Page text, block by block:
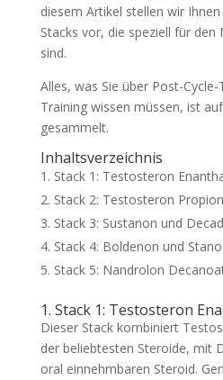
diesem Artikel stellen wir
Stacks vor, die speziell für
sind.
Alles, was Sie über Post-
Training wissen müssen, ist auf
gesammelt.
Inhaltsverzeichnis
Stack 1: Testosteron
Stack 2: Testosteron
Stack 3: Sustanon und
Stack 4: Boldenon und
Stack 5: Nandrolon
1. Stack 1: Testosteron
Dieser Stack kombiniert
der beliebtesten Steroide, mit
oral einnehmbaren Steroid.